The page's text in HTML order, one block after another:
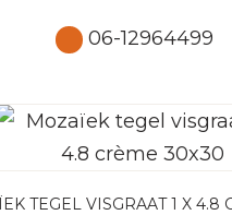
06-12964499
TEGEL VISGRAAT 1 X 4.8